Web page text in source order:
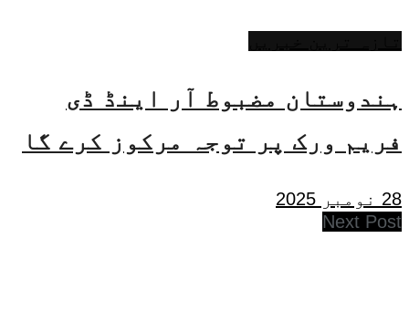
ہندوستان مضبوط آر اینڈ ڈی
فریم ورک پر توجہ مرکوز کرے گا
28 نومبر 2025
Next Post